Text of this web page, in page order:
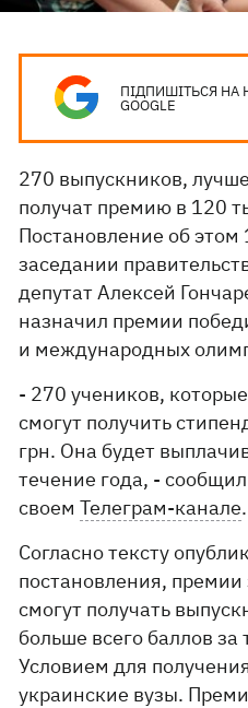
ПІДПИШІТЬСЯ НА
GOOGLE
270 выпускников,
получат премию в 120
Постановление об
заседании
депутат Алексей
назначил премии
и международных
- 270 учеников,
смогут получить
грн. Она будет
течение года, -
своемТелеграм-канале.
Согласно тексту
постановления,
смогут получать
больше всего баллов
Условием для
украинские вузы.